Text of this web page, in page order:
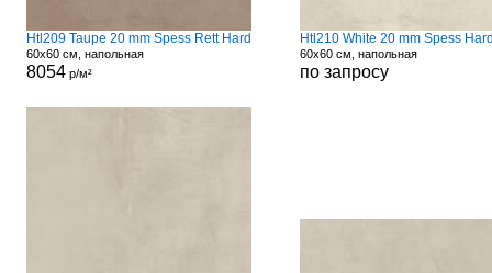
Htl209 Taupe 20 mm Spess Rett Hard
60x60 см, напольная
8054р/м²
Htl210 White 20 mm Spess
60x60 см, напольная
по запросу